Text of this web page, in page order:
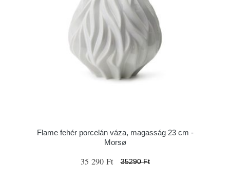
Flame fehér porcelán váza, magasság 23 cm -
Morsø
35 290 Ft 35290 Ft